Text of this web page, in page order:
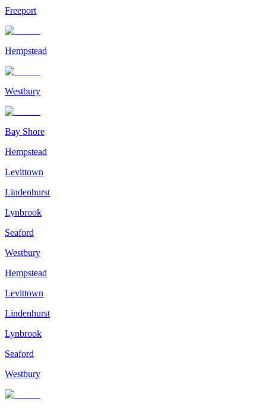
Freeport
Hempstead
Westbury
Bay Shore
Hempstead
Levittown
Lindenhurst
Lynbrook
Seaford
Westbury
Hempstead
Levittown
Lindenhurst
Lynbrook
Seaford
Westbury